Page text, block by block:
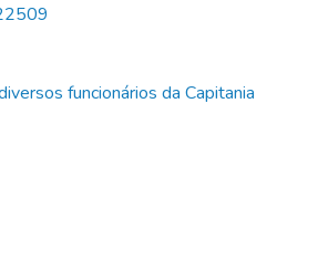
funcionários da Capitania